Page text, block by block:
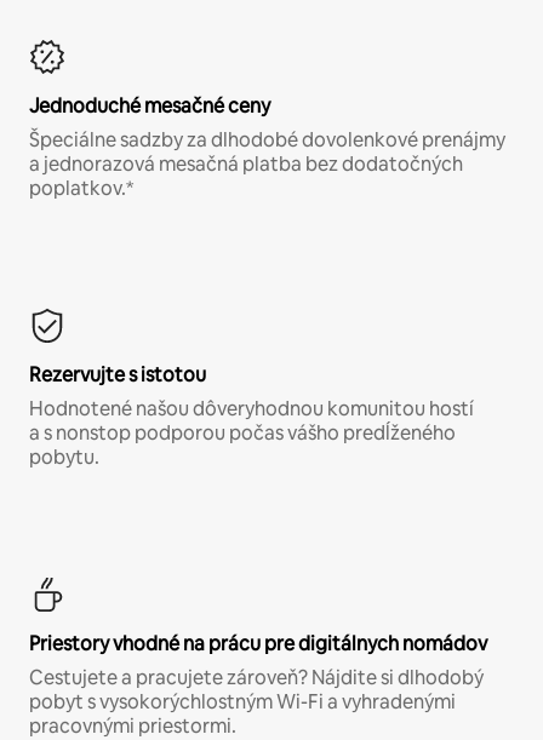
Jednoduché mesačné ceny
Špeciálne sadzby za dlhodobé dovolenkové prenájmy
a jednorazová mesačná platba bez dodatočných
poplatkov.*
Rezervujte s istotou
Hodnotené našou dôveryhodnou komunitou hostí
a s nonstop podporou počas vášho predĺženého
pobytu.
Priestory vhodné na prácu pre digitálnych nomádov
Cestujete a pracujete zároveň? Nájdite si dlhodobý
pobyt s vysokorýchlostným Wi-Fi a vyhradenými
pracovnými priestormi.